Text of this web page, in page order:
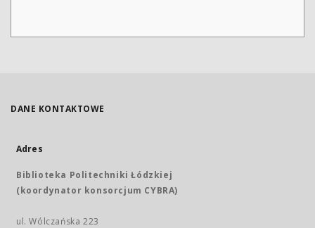
DANE KONTAKTOWE
Adres
Biblioteka Politechniki Łódzkiej
(koordynator konsorcjum CYBRA)
ul. Wólczańska 223